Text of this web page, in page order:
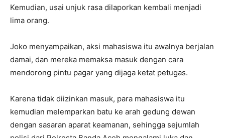
Kemudian, usai unjuk rasa dilaporkan kembali menjadi
lima orang.
Joko menyampaikan, aksi mahasiswa itu awalnya berjalan
damai, dan mereka memaksa masuk dengan cara
mendorong pintu pagar yang dijaga ketat petugas.
Karena tidak diizinkan masuk, para mahasiswa itu
kemudian melemparkan batu ke arah gedung dewan
dengan sasaran aparat keamanan, sehingga sejumlah